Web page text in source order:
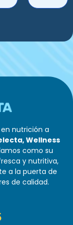
nutrición a
Wellness
como su
y nutritiva,
a la puerta de
de calidad.